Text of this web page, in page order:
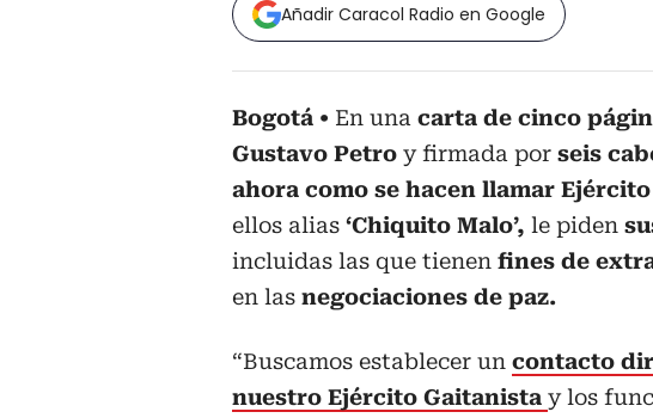
Añadir Caracol Radio en Google
Bogotá En una carta de cinco
Gustavo Petro y firmada por seis
ahora como se hacen llamar
ellos alias ‘Chiquito Malo’, le piden
incluidas las que tienen fines de
en las negociaciones de paz.
“Buscamos establecer un contacto
nuestro Ejército Gaitanista y los